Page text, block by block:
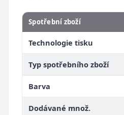
Spotřební zboží
Technologie tisku
Typ spotřebního zboží
Barva
Dodávané množ.